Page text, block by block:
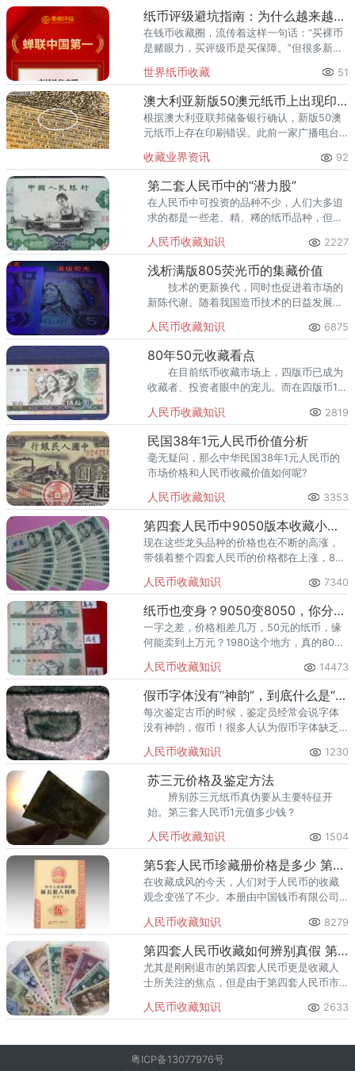
的首选之一。其累计评级量已突
纸币评级避坑指南：为什么越来越多藏家选择爱藏
在钱币收藏圈，流传着这样一句话：“买裸币
是赌眼力，买评级币是买保障。”但很多新手
的评级机构，同样可能踩坑。假币入盒、分
数虚高、品相不符、售后无
世界纸币收藏 51
澳大利亚新版50澳元纸币上出现印刷错误
根据澳大利亚联邦储备银行确认，新版50澳
元纸币上存在印刷错误。此前一家广播电台
误的照片。错误出现在一组微型文字中，其
中“责任”这个词中第三个“
收藏业界资讯 92
第二套人民币中的“潜力股”
在人民币中可投资的品种不少，人们大多追
求的都是一些老、精、稀的纸币品种，但是
人民币收藏知识 2227
浅析满版805荧光币的集藏价值
技术的更新换代，同时也促进着市场的
新陈代谢。随着我国造币技术的日益发展和
再到满版荧光，荧光技术亦可谓见证了人民
币防伪的各个时代。
人民币收藏知识 6875
80年50元收藏看点
在目前纸币收藏市场上，四版币已成为
收藏者、投资者眼中的宠儿。而在四版币14
100元券，尤其8050更成这套人民币中的佼
佼者。
人民币收藏知识 2819
民国38年1元人民币价值分析
毫无疑问，那么中华民国38年1元人民币的
市场价格和人民币收藏价值如何呢?
人民币收藏知识 3353
第四套人民币中9050版本收藏小知识
现在这些龙头品种的价格也在不断的高涨，
带领着整个四套人民币的价格都在上涨，80
人民币收藏知识 7340
纸币也变身？9050变8050，你分得出吗？
一字之差，价格相差几万，50元的纸币，缘
何能卖到上万元？1980这个地方，真的80版
国人民银行6个字相反？
人民币收藏知识 14473
假币字体没有“神韵”，到底什么是“神韵”？
每次鉴定古币的时候，鉴定员经常会说字体
没有神韵，假币！很多人认为假币字体缺乏
如此。
人民币收藏知识 1230
苏三元价格及鉴定方法
辨别苏三元纸币真伪要从主要特征开
始。第三套人民币1元值多少钱？
人民币收藏知识 1504
第5套人民币珍藏册价格是多少 第5套人民币珍藏册值得收藏吗
在收藏成风的今天，人们对于人民币的收藏
观念变强了不少。本册由中国钱币有限公司
人民银行首次完全独立设计与印制的货币。
人民币收藏知识 8279
第四套人民币收藏如何辨别真假 第四套人民币真假图解
尤其是刚刚退市的第四套人民币更是收藏人
士所关注的焦点，但是由于第四套人民币市
上肆虐起来。
人民币收藏知识 2633
粤ICP备13077976号